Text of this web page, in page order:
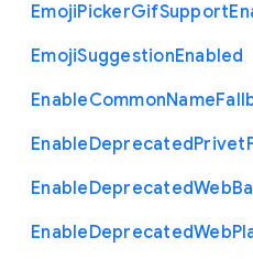
EmojiPickerGifSupport
EmojiSuggestionEnabled
EnableCommonName
EnableDeprecatedPrivet
EnableDeprecatedWeb
EnableDeprecatedWeb